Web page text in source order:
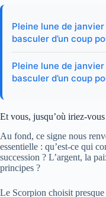
Pleine lune de
basculer d’un coup
Pleine lune de
basculer d’un coup
Et vous, jusqu’où iriez-
Au fond, ce signe nous
essentielle : qu’est-ce qui
succession ? L’argent, la
principes ?
Le Scorpion choisit